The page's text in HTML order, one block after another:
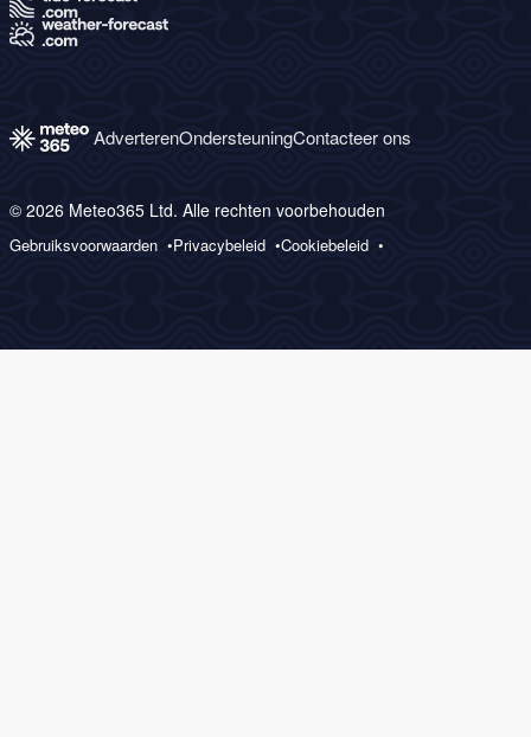
AdverterenOndersteuningContacteer ons
© 2026 Meteo365 Ltd. Alle rechten voorbehouden
Gebruiksvoorwaarden Privacybeleid Cookiebeleid